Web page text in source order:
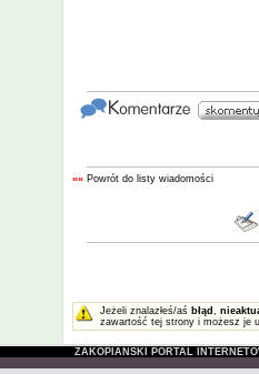
«« Powrót do listy wiadomości
Jeżeli znalazłeś/aś błąd ,
zawartość tej strony i możesz je
ZAKOPIAŃSKI PORTAL